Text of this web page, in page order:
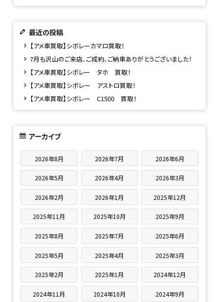
最近の投稿
【アメ車買取】シボレーカマロ買取！
7月も沢山のご来店、ご成約、ご納車ありがとうございました！
【アメ車買取】シボレー タホ 買取！
【アメ車買取】シボレー アストロ買取！
【アメ車買取】シボレー C1500 買取！
アーカイブ
2026年8月 2026年7月 2026年6月
2026年5月 2026年4月 2026年3月
2026年2月 2026年1月 2025年12月
2025年11月 2025年10月 2025年9月
2025年8月 2025年7月 2025年6月
2025年5月 2025年4月 2025年3月
2025年2月 2025年1月 2024年12月
2024年11月 2024年10月 2024年9月